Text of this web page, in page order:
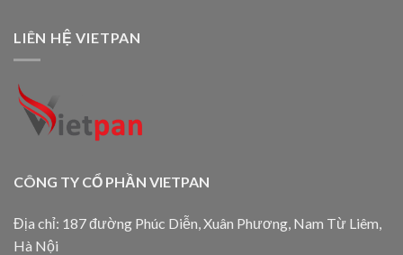
LIÊN HỆ VIETPAN
CÔNG TY CỔ PHẦN VIETPAN
Địa chỉ: 187 đường Phúc Diễn, Xuân Phương, Nam Từ Liêm,
Hà Nội